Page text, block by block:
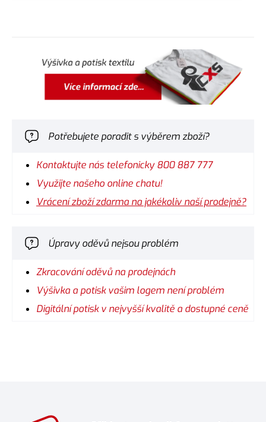
Potřebujete poradit s výběrem zboží?
Kontaktujte nás telefonicky 800 887 777
Využijte našeho online chatu!
Vrácení zboží zdarma na jakékoliv naší prodejně?
Úpravy oděvů nejsou problém
Zkracování oděvů na prodejnách
Výšivka a potisk vašim logem není problém
Digitální potisk v nejvyšší kvalitě a dostupné ceně